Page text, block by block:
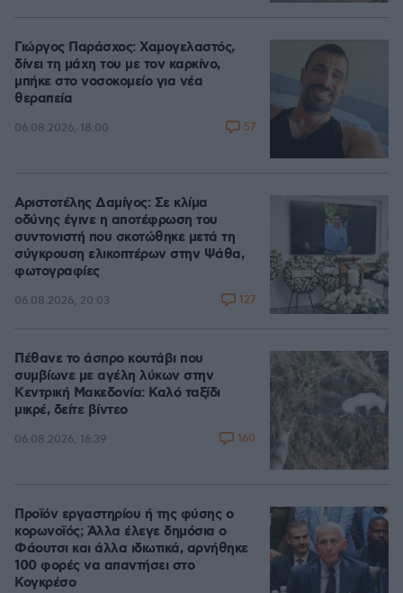
Γιώργος Παράσχος: Χαμογελαστός,
δίνει τη μάχη του με τον καρκίνο,
μπήκε στο νοσοκομείο για νέα
θεραπεία
06.08.2026, 18:00 57
Αριστοτέλης Δαμίγος: Σε κλίμα
οδύνης έγινε η αποτέφρωση του
συντονιστή που σκοτώθηκε μετά τη
σύγκρουση ελικοπτέρων στην Ψάθα,
φωτογραφίες
06.08.2026, 20:03 127
Πέθανε το άσπρο κουτάβι που
συμβίωνε με αγέλη λύκων στην
Κεντρική Μακεδονία: Καλό ταξίδι
μικρέ, δείτε βίντεο
06.08.2026, 16:39 160
Προϊόν εργαστηρίου ή της φύσης ο
κορωνοϊός; Άλλα έλεγε δημόσια ο
Φάουτσι και άλλα ιδιωτικά, αρνήθηκε
100 φορές να απαντήσει στο
Κογκρέσο